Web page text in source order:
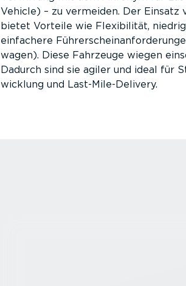
Vehicle) – zu vermeiden. Der
bietet Vorteile wie Flexi­bi­lität,
einfachere
wagen). Diese Fahrzeuge wiegen
Dadurch sind sie agiler und ideal für
wicklung und Last-­Mi­le-­De­livery.